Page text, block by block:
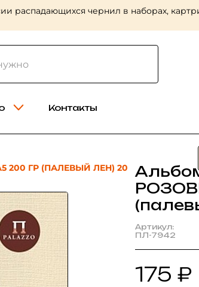
распадающихся чернил в наборах,
Контакты
ГР (ПАЛЕВЫЙ ЛЕН) 20
Артикул:
ПЛ-7942
175 ₽